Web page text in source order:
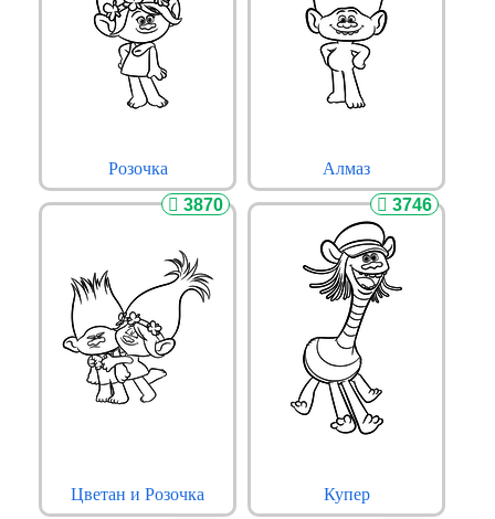
Розочка Алмаз
3870
Цветан и Розочка
3746
Купер